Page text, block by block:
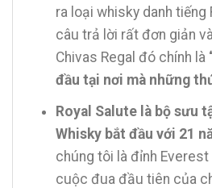
ra loại whisky danh tiếng
câu trả lời rất đơn giản
Chivas Regal đó chính là
đầu tại nơi mà những
Royal Salute là bộ sưu
Whisky bắt đầu với 21
chúng tôi là đỉnh
cuộc đua đầu tiên của